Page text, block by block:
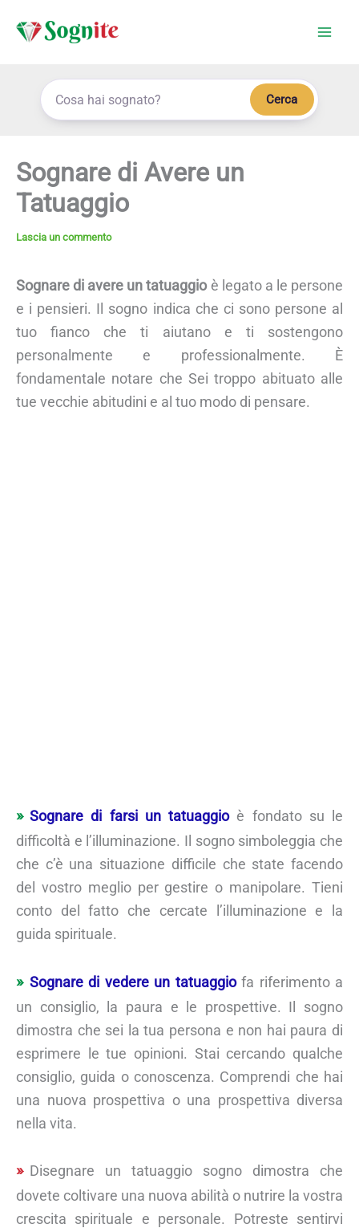
Cerca
Sognare di Avere un
Tatuaggio
Lascia un commento
Sognare di avere un tatuaggioè legato a le persone
e i pensieri. Il sogno indica che ci sono persone al
tuo fianco che ti aiutano e ti sostengono
personalmente e professionalmente. È
fondamentale notare che Sei troppo abituato alle
tue vecchie abitudini e al tuo modo di pensare.
Sognare di farsi un tatuaggioè fondato su le
difficoltà e l’illuminazione. Il sogno simboleggia che
che c’è una situazione difficile che state facendo
del vostro meglio per gestire o manipolare. Tieni
conto del fatto che cercate l’illuminazione e la
guida spirituale.
Sognare di vedere un tatuaggiofa riferimento a
un consiglio, la paura e le prospettive. Il sogno
dimostra che sei la tua persona e non hai paura di
esprimere le tue opinioni. Stai cercando qualche
consiglio, guida o conoscenza. Comprendi che hai
una nuova prospettiva o una prospettiva diversa
nella vita.
Disegnare un tatuaggio sogno dimostra che
dovete coltivare una nuova abilità o nutrire la vostra
crescita spirituale e personale. Potreste sentirvi